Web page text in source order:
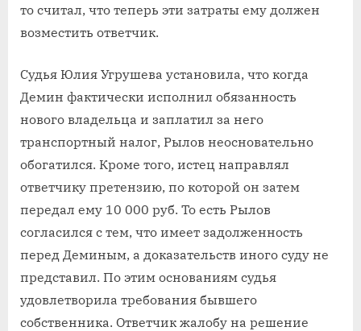
то считал, что теперь эти затраты ему должен
возместить ответчик.
Судья Юлия Угрушева установила, что когда
Демин фактически исполнил обязанность
нового владельца и заплатил за него
транспортный налог, Рылов неосновательно
обогатился. Кроме того, истец направлял
ответчику претензию, по которой он затем
передал ему 10 000 руб. То есть Рылов
согласился с тем, что имеет задолженность
перед Деминым, а доказательств иного суду не
представил. По этим основаниям судья
удовлетворила требования бывшего
собственника. Ответчик жалобу на решение